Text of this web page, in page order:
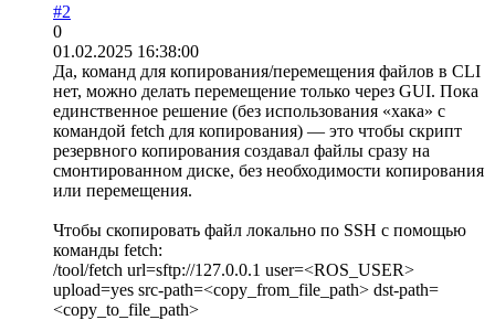
#2
0
01.02.2025 16:38:00
Да, команд для копирования/перемещения файлов в CLI
нет, можно делать перемещение только через GUI. Пока
единственное решение (без использования «хака» с
командой fetch для копирования) — это чтобы скрипт
резервного копирования создавал файлы сразу на
смонтированном диске, без необходимости копирования
или перемещения.
Чтобы скопировать файл локально по SSH с помощью
команды fetch:
/tool/fetch url=sftp://127.0.0.1 user=<ROS_USER>
upload=yes src-path=<copy_from_file_path> dst-path=
<copy_to_file_path>